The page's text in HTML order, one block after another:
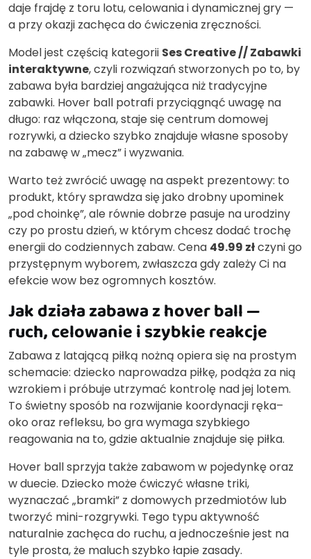
daje frajdę z toru lotu, celowania i dynamicznej gry —
a przy okazji zachęca do ćwiczenia zręczności.
Model jest częścią kategorii Ses Creative // Zabawki
interaktywne, czyli rozwiązań stworzonych po to, by
zabawa była bardziej angażująca niż tradycyjne
zabawki. Hover ball potrafi przyciągnąć uwagę na
długo: raz włączona, staje się centrum domowej
rozrywki, a dziecko szybko znajduje własne sposoby
na zabawę w „mecz” i wyzwania.
Warto też zwrócić uwagę na aspekt prezentowy: to
produkt, który sprawdza się jako drobny upominek
„pod choinkę”, ale równie dobrze pasuje na urodziny
czy po prostu dzień, w którym chcesz dodać trochę
energii do codziennych zabaw. Cena 49.99 złczyni go
przystępnym wyborem, zwłaszcza gdy zależy Ci na
efekcie wow bez ogromnych kosztów.
Jak działa zabawa z hover ball —
ruch, celowanie i szybkie reakcje
Zabawa z latającą piłką nożną opiera się na prostym
schemacie: dziecko naprowadza piłkę, podąża za nią
wzrokiem i próbuje utrzymać kontrolę nad jej lotem.
To świetny sposób na rozwijanie koordynacji ręka–
oko oraz refleksu, bo gra wymaga szybkiego
reagowania na to, gdzie aktualnie znajduje się piłka.
Hover ball sprzyja także zabawom w pojedynkę oraz
w duecie. Dziecko może ćwiczyć własne triki,
wyznaczać „bramki” z domowych przedmiotów lub
tworzyć mini-rozgrywki. Tego typu aktywność
naturalnie zachęca do ruchu, a jednocześnie jest na
tyle prosta, że maluch szybko łapie zasady.